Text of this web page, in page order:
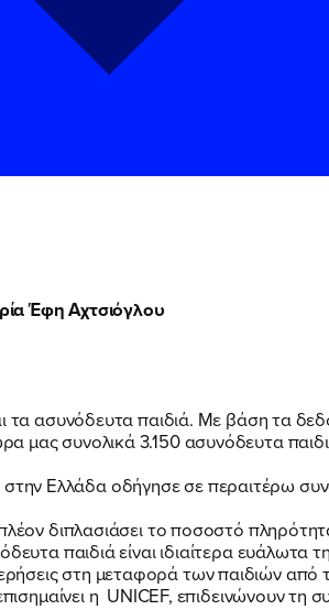
Έφη Αχτσιόγλου
τα ασυνόδευτα παιδιά. Με βάση τα
μας συνολικά 3.150 ασυνόδευτα
Ελλάδα οδήγησε σε περαιτέρω
διπλασιάσει το ποσοστό
παιδιά είναι ιδιαίτερα ευάλωτα
στη μεταφορά των παιδιών από
η UNICEF, επιδεινώνουν τη
Δεδομένων
Νίκης Κεραμέως
Δεδομένων
Νίκης Κεραμέως